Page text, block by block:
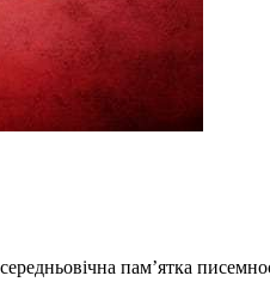
пам’ятка